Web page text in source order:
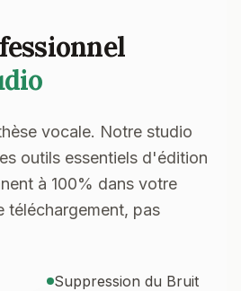
vocale. Notre studio
outils essentiels d'édition
à 100% dans votre
téléchargement, pas
Suppression du Bruit